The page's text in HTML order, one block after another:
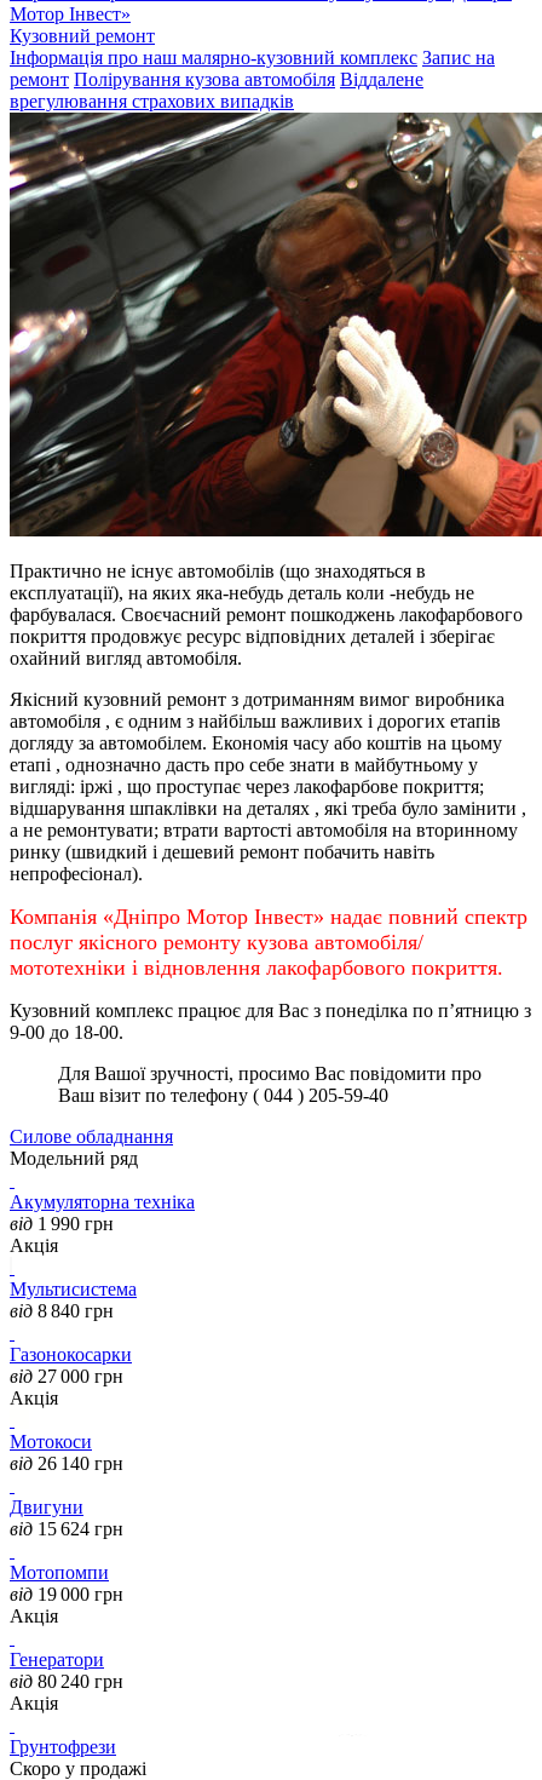
Мотор Інвест»
Кузовний ремонт
Інформація про наш малярно-кузовний комплекс Запис на
ремонт Полірування кузова автомобіля Віддалене
врегулювання страхових випадків
Практично не існує автомобілів (що знаходяться в
експлуатації), на яких яка-небудь деталь коли -небудь не
фарбувалася. Своєчасний ремонт пошкоджень лакофарбового
покриття продовжує ресурс відповідних деталей і зберігає
охайний вигляд автомобіля.
Якісний кузовний ремонт з дотриманням вимог виробника
автомобіля , є одним з найбільш важливих і дорогих етапів
догляду за автомобілем. Економія часу або коштів на цьому
етапі , однозначно дасть про себе знати в майбутньому у
вигляді: іржі , що проступає через лакофарбове покриття;
відшарування шпаклівки на деталях , які треба було замінити ,
а не ремонтувати; втрати вартості автомобіля на вторинному
ринку (швидкий і дешевий ремонт побачить навіть
непрофесіонал).
Компанія «Дніпро Мотор Інвест» надає повний спектр
послуг якісного ремонту кузова автомобіля/
мототехніки і відновлення лакофарбового покриття.
Кузовний комплекс працює для Вас з понеділка по п’ятницю з
9-00 до 18-00.
Для Вашої зручності, просимо Вас повідомити про
Ваш візит по телефону ( 044 ) 205-59-40
Силове обладнання
Модельний ряд
Акумуляторна техніка
від 1 990 грн
Акція
Мультисистема
від 8 840 грн
Газонокосарки
від 27 000 грн
Акція
Мотокоси
від 26 140 грн
Двигуни
від 15 624 грн
Мотопомпи
від 19 000 грн
Акція
Генератори
від 80 240 грн
Акція
Грунтофрези
Скоро у продажі